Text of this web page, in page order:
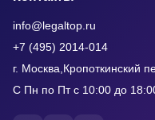
info@legaltop.ru
+7 (495) 2014-014
г. Москва,Кропоткинский
С Пн по Пт с 10:00 до